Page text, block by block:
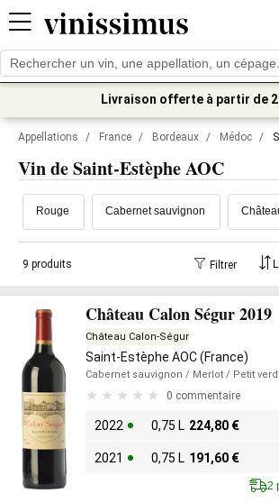
Livraison offerte à partir de
Appellations / France / Bordeaux / Médoc /
Vin de Saint-Estèphe AOC
Rouge Cabernet sauvignon
9 produits Filtrer
Château Calon Ségur 2019
Château Calon-Ségur
Saint-Estèphe AOC (France)
Cabernet sauvignon / Merlot / Petit
0 commentaire
2022 0,75 L 224,80 €
2021 0,75 L 191,60 €
2